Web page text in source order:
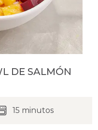
DE SALMÓN
15 minutos